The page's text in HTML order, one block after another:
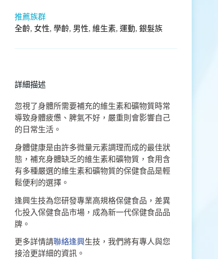
推薦族群
全齡, 女性, 學齡, 男性, 維生素, 運動, 銀髮族
詳細描述
忽視了身體所需要補充的維生素和礦物質時常
導致身體疲憊、脾氣不好，嚴重則會影響自己
的日常生活。
身體健康是由許多微量元素調理而成的最佳狀
態，補充身體缺乏的維生素和礦物質，食用含
有多種嚴選的維生素和礦物質的保健食品是輕
鬆便利的選擇。
逢興生技為您研發專業高規格保健食品，差異
化投入保健食品市場，成為新一代保健食品品
牌。
更多詳情請聯絡逢興生技，我們將有專人與您
接洽更詳細的資訊。